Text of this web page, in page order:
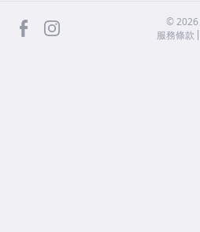
facebook ©2026
服務條款